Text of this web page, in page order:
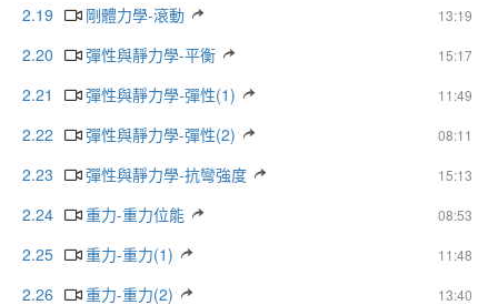
2.19
13:19
剛體力學-滾動
2.20
15:17
彈性與靜力學-平衡
2.21
11:49
彈性與靜力學-彈性(1)
2.22
08:11
彈性與靜力學-彈性(2)
2.23
15:13
彈性與靜力學-抗彎強度
2.24
08:53
重力-重力位能
2.25
11:48
重力-重力(1)
2.26
13:40
重力-重力(2)